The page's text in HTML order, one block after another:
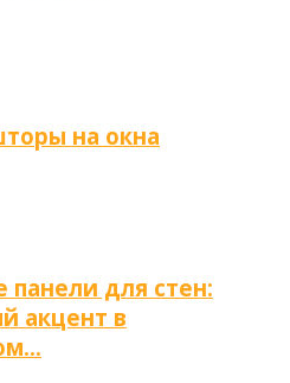
на окна
панели для стен:
акцент в